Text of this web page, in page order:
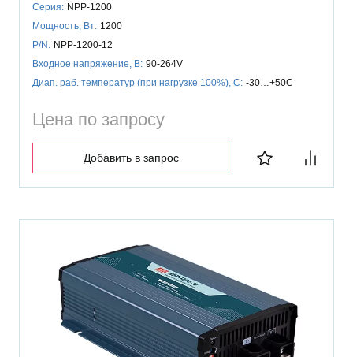
Серия: NPP-1200
Мощность, Вт: 1200
P/N: NPP-1200-12
Входное напряжение, В: 90-264V
Диап. раб. температур (при нагрузке 100%), C: -30…+50C
Цена по запросу
Добавить в запрос